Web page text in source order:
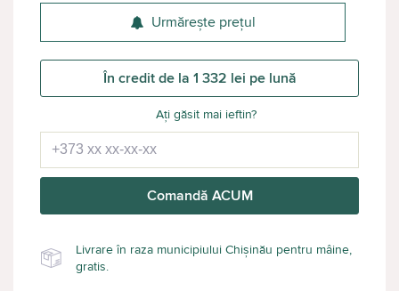
Urmărește prețul
În credit de la 1 332 lei pe lună
Ați găsit mai ieftin?
Comandă ACUM
Livrare în raza municipiului Chișinău pentru mâine,
gratis.